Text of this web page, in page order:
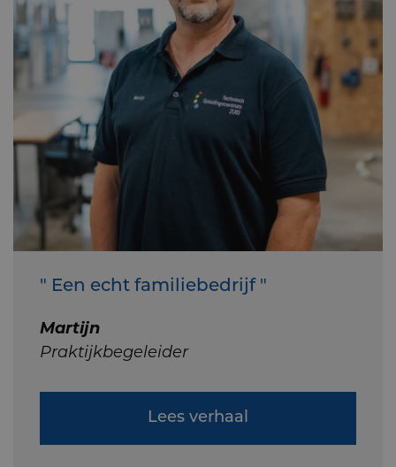
" Een echt familiebedrijf "
Martijn
Praktijkbegeleider
Lees verhaal